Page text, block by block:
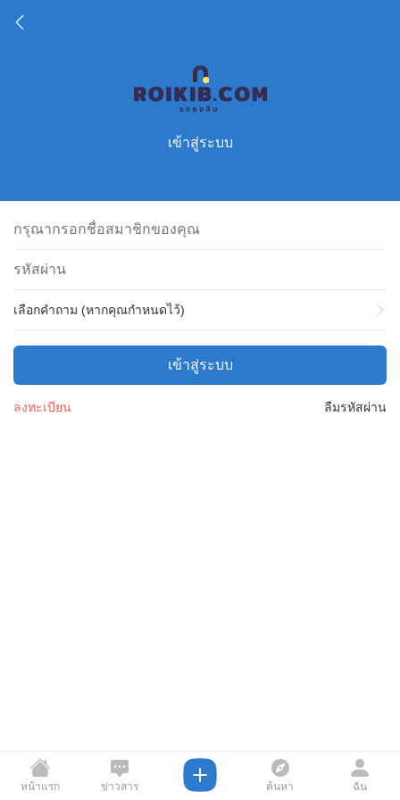
เข้าสู่ระบบ
เลือกคำถาม (หากคุณกำหนดไว้)
เข้าสู่ระบบ
ลืมรหัสผ่าน
ลงทะเบียน
หน้าแรก ข่าวสาร ค้นหา ฉัน